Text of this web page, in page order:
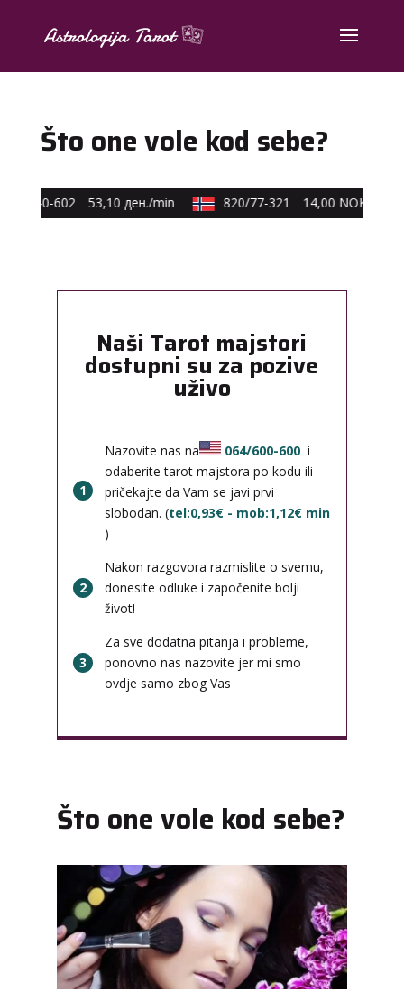
Što one vole kod sebe?
40-602 53,10 ден./min 820/77-321 14,00 NOK/min
Naši Tarot majstori
dostupni su za pozive
uživo
1
Nazovite nas na 064/600-600 i
odaberite tarot majstora po kodu ili
pričekajte da Vam se javi prvi
slobodan. (tel:0,93€ - mob:1,12€ min
)
2
Nakon razgovora razmislite o svemu,
donesite odluke i započenite bolji
život!
3
Za sve dodatna pitanja i probleme,
ponovno nas nazovite jer mi smo
ovdje samo zbog Vas
Što one vole kod sebe?